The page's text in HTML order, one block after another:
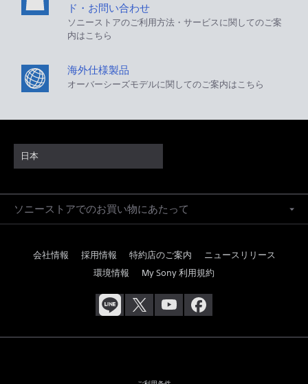
ド・お問い合わせ
ソニーストアのご利用方法・サービスに関してのご案
内はこちら
海外仕様製品
オーバーシーズモデルに関してのご案内はこちら
日本
ソニーストアでのお買い物にあたって
会社情報 採用情報 特約店のご案内
ニュースリリース
環境情報
My Sony 利用規約